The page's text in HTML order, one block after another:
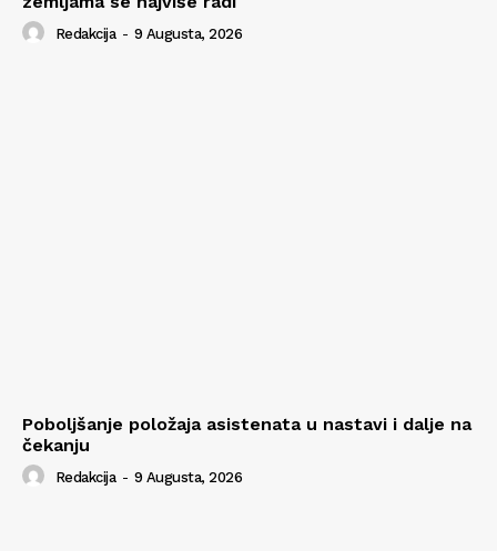
Redakcija - 9 Augusta, 2026
Poboljšanje položaja asistenata u nastavi i dalje na
čekanju
Redakcija - 9 Augusta, 2026